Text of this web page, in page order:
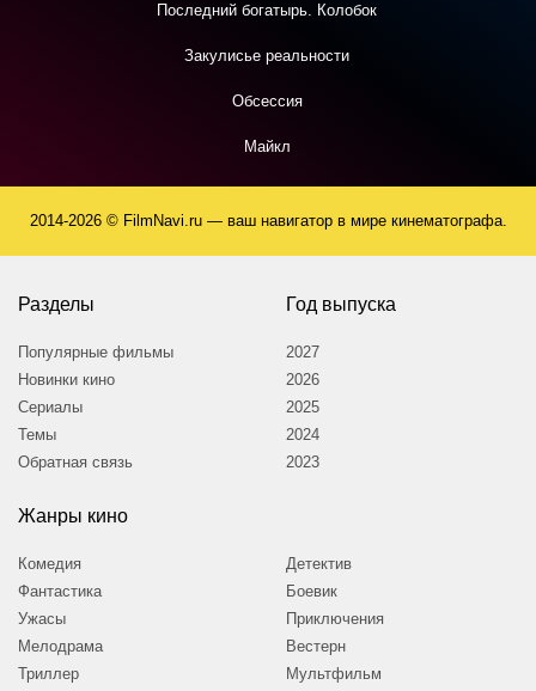
Последний богатырь. Колобок
Закулисье реальности
Обсессия
Майкл
2014-2026 © FilmNavi.ru — ваш навигатор в мире кинематографа.
Разделы
Популярные фильмы
Новинки кино
Сериалы
Темы
Обратная связь
Год выпуска
2027
2026
2025
2024
2023
Жанры кино
Комедия
Фантастика
Ужасы
Мелодрама
Триллер
Детектив
Боевик
Приключения
Вестерн
Мультфильм